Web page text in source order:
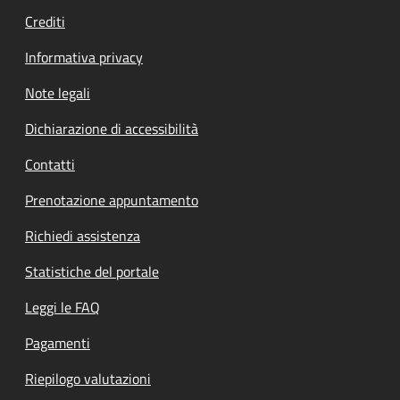
Crediti
Informativa privacy
Note legali
Dichiarazione di accessibilità
Contatti
Prenotazione appuntamento
Richiedi assistenza
Statistiche del portale
Leggi le FAQ
Pagamenti
Riepilogo valutazioni